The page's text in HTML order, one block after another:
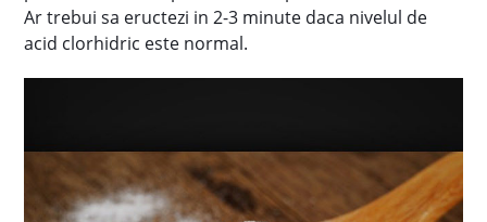
Ar trebui sa eructezi in 2-3 minute daca nivelul de
acid clorhidric este normal.